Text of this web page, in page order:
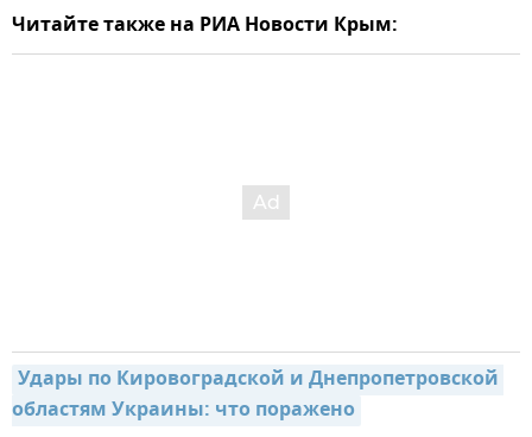
Читайте также на РИА Новости Крым:
Удары по Кировоградской и Днепропетровской
областям Украины: что поражено